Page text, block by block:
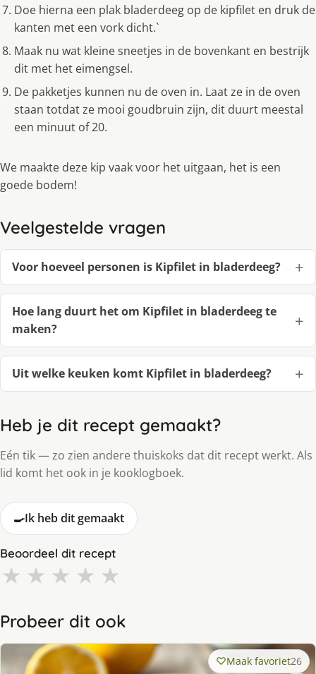
Doe hierna een plak bladerdeeg op de kipfilet en druk de
kanten met een vork dicht.`
Maak nu wat kleine sneetjes in de bovenkant en bestrijk
dit met het eimengsel.
De pakketjes kunnen nu de oven in. Laat ze in de oven
staan totdat ze mooi goudbruin zijn, dit duurt meestal
een minuut of 20.
We maakte deze kip vaak voor het uitgaan, het is een
goede bodem!
Veelgestelde vragen
Voor hoeveel personen is Kipfilet in bladerdeeg?
Hoe lang duurt het om Kipfilet in bladerdeeg te
maken?
Uit welke keuken komt Kipfilet in bladerdeeg?
Heb je dit recept gemaakt?
Eén tik — zo zien andere thuiskoks dat dit recept werkt. Als
lid komt het ook in je kooklogboek.
🍳Ik heb dit gemaakt
Beoordeel dit recept
★ ★ ★ ★ ★
Probeer dit ook
Maak favoriet26